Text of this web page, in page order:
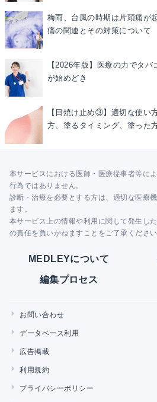
梅雨、台風の時期は片頭痛が
痛の関連とその対策について
【2026年版】医療の力でタ
が始めどき
【日焼け止め③】適切な使い
方、塗るタイミング、塗った
本サービスにおける医師・医療従事者等に
行為ではありません。
診断・治療を必要とする方は、適切な医療
ます。
本サービス上の情報や利用に関して発生し
の責任を負いかねますことをご了承ください
MEDLEYについて
編集プロセス
お問い合わせ
データベース利用
広告掲載
利用規約
プライバシーポリシー